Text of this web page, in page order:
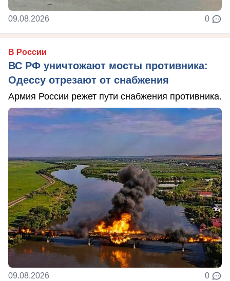
09.08.2026 0
В России
ВС РФ уничтожают мосты противника:
Одессу отрезают от снабжения
Армия России режет пути снабжения противника.
09.08.2026 0